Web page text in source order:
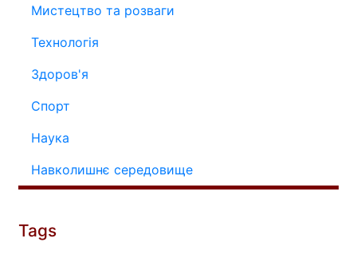
Мистецтво та розваги
Технологія
Здоров'я
Спорт
Наука
Навколишнє середовище
Tags